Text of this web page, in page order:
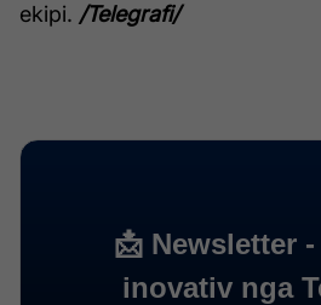
ekipi. /Telegrafi/